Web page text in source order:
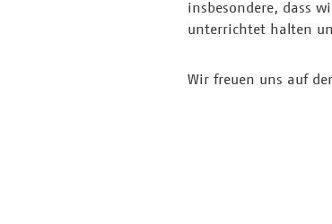
insbesondere, dass
unterrichtet halten
Wir freuen uns auf